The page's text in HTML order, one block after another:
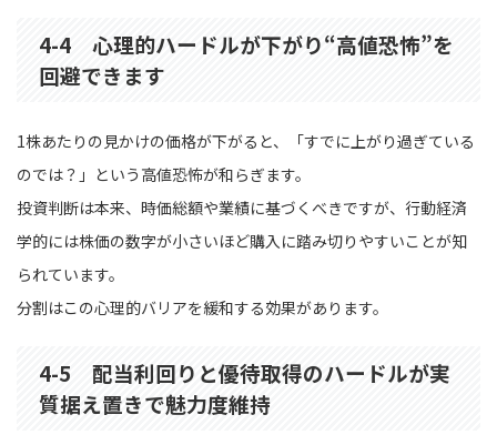
4-4 心理的ハードルが下がり“高値恐怖”を
回避できます
1株あたりの見かけの価格が下がると、「すでに上がり過ぎている
のでは？」という高値恐怖が和らぎます。
投資判断は本来、時価総額や業績に基づくべきですが、行動経済
学的には株価の数字が小さいほど購入に踏み切りやすいことが知
られています。
分割はこの心理的バリアを緩和する効果があります。
4-5 配当利回りと優待取得のハードルが実
質据え置きで魅力度維持